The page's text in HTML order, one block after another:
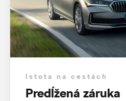
Istota na cestách
Predĺžená záruka